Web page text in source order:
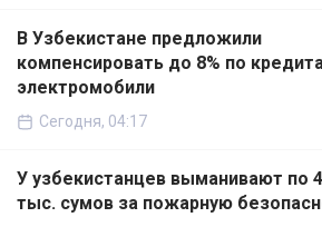
В Узбекистане предложили
компенсировать до 8% по
электромобили
Сегодня, 04:17
У узбекистанцев выманивают по
тыс. сумов за пожарную